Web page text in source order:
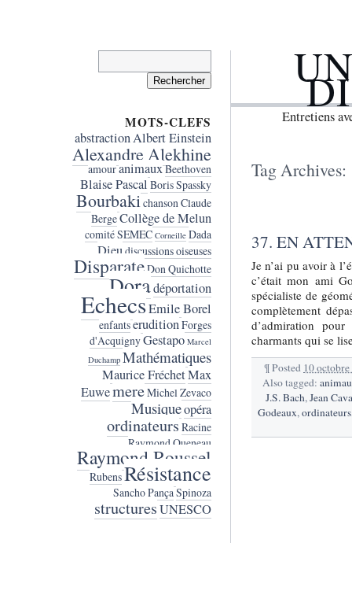
Entretiens
Tag Archives:
37. EN
Je n’ai pu avoir à
c’était mon ami
spécialiste de
complètement
d’admiration
charmants qui se
¶Posted 10
Also tagged:
J.S. Bach,Jean
Godeaux,ordinateurs
MOTS-CLEFS
abstractionAlbert Einstein
Alexandre Alekhine
amouranimauxBeethoven
Blaise Pascal Boris Spassky
BourbakichansonClaude
BergeCollège de Melun
comité SEMEC Corneille Dada
Dieu discussions oiseuses
DisparateDon Quichotte
Doradéportation
EchecsEmile Borel
enfantseruditionForges
d'AcquignyGestapo Marcel
Duchamp Mathématiques
Maurice FréchetMax
EuwemereMichel Zevaco
Musiqueopéra
ordinateurs Racine
Raymond Queneau
Raymond Roussel
RubensRésistance
Sancho PançaSpinoza
structuresUNESCO